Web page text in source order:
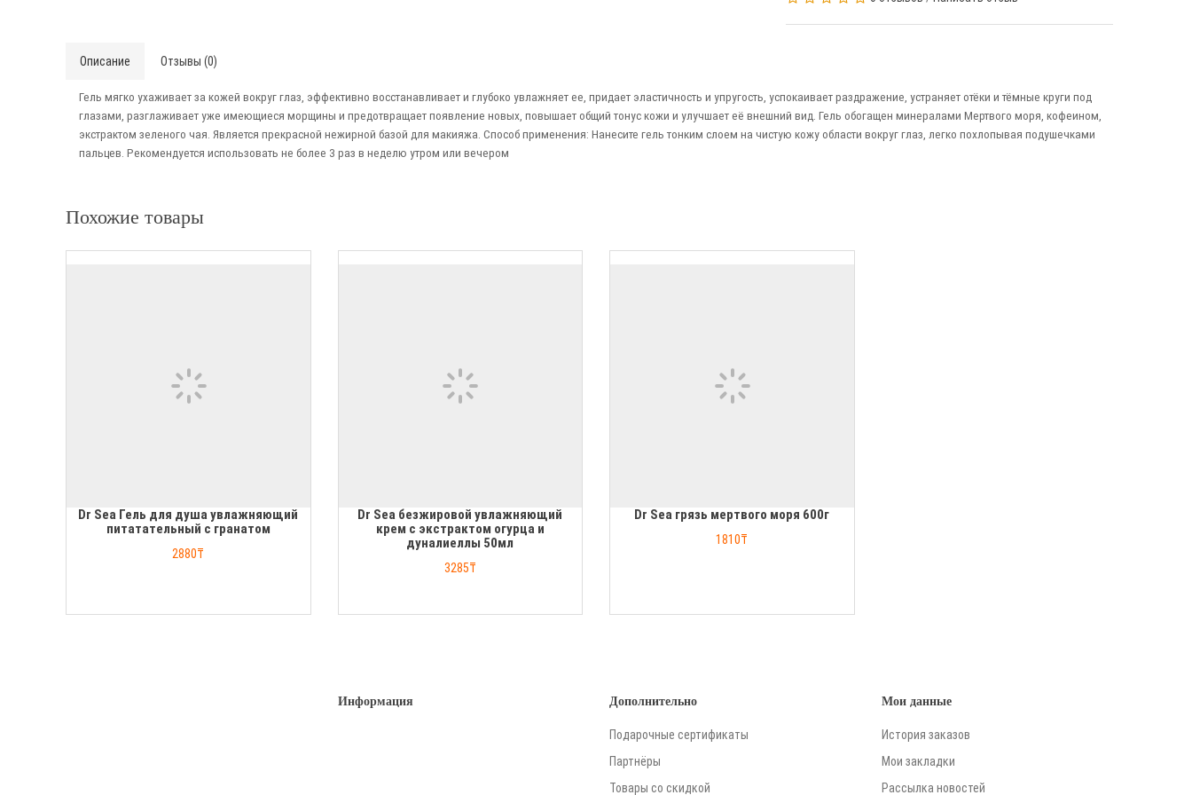
Описание Отзывы (0)
Гель мягко ухаживает за кожей вокруг глаз, эффективно восстанавливает и глубоко увлажняет ее, придает эластичность и упругость, успокаивает раздражение, устраняет отёки и тёмные круги под
глазами, разглаживает уже имеющиеся морщины и предотвращает появление новых, повышает общий тонус кожи и улучшает её внешний вид. Гель обогащен минералами Мертвого моря, кофеином,
экстрактом зеленого чая. Является прекрасной нежирной базой для макияжа. Способ применения: Нанесите гель тонким слоем на чистую кожу области вокруг глаз, легко похлопывая подушечками
пальцев. Рекомендуется использовать не более 3 раз в неделю утром или вечером
Похожие товары
Dr Sea Гель для душа увлажняющий
питатательный с гранатом
2880₸
Dr Sea безжировой увлажняющий
крем с экстрактом огурца и
дуналиеллы 50мл
3285₸
Dr Sea грязь мертвого моря 600г
1810₸
Информация Дополнительно
Подарочные сертификаты
Партнёры
Товары со скидкой
Мои данные
История заказов
Мои закладки
Рассылка новостей